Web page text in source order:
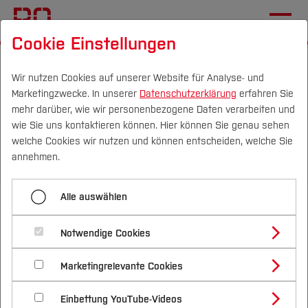
Campus Personen DE|EN Quicklinks
Studium
Studienangebote
Bachelorstudiengänge
Masterstudiengänge
Vor dem Studium
Bewerben & Einschreiben
Bewerbungsportal
Im Studium
Studienbüros und Prüfungen
Nach dem Studium
Forschung & Transfer
Profil
Forschungs- und Transferprofil
Schwerpunkte (FuT)
Beratung & Förderung
Nachhaltigkeit
Nachhaltigkeit studieren
International
Forschung und Transfer
Green and Trustworthy AI
Menü aufklappen
Autonomes Fahren & Intelligente Mobilität
Educational Data Mining
Green and Trustworthy AI
Green and Trustworthy AI
Green AI
Cookie Einstellungen
Wir nutzen Cookies auf unserer Website für Analyse- und
Marketingzwecke. In unserer Datenschutzerklärung erfahren Sie
mehr darüber, wie wir personenbezogene Daten verarbeiten und
wie Sie uns kontaktieren können. Hier können Sie genau sehen
welche Cookies wir nutzen und können entscheiden, welche Sie
annehmen.
Alle auswählen
Notwendige Cookies
Marketingrelevante Cookies
Einbettung YouTube-Videos